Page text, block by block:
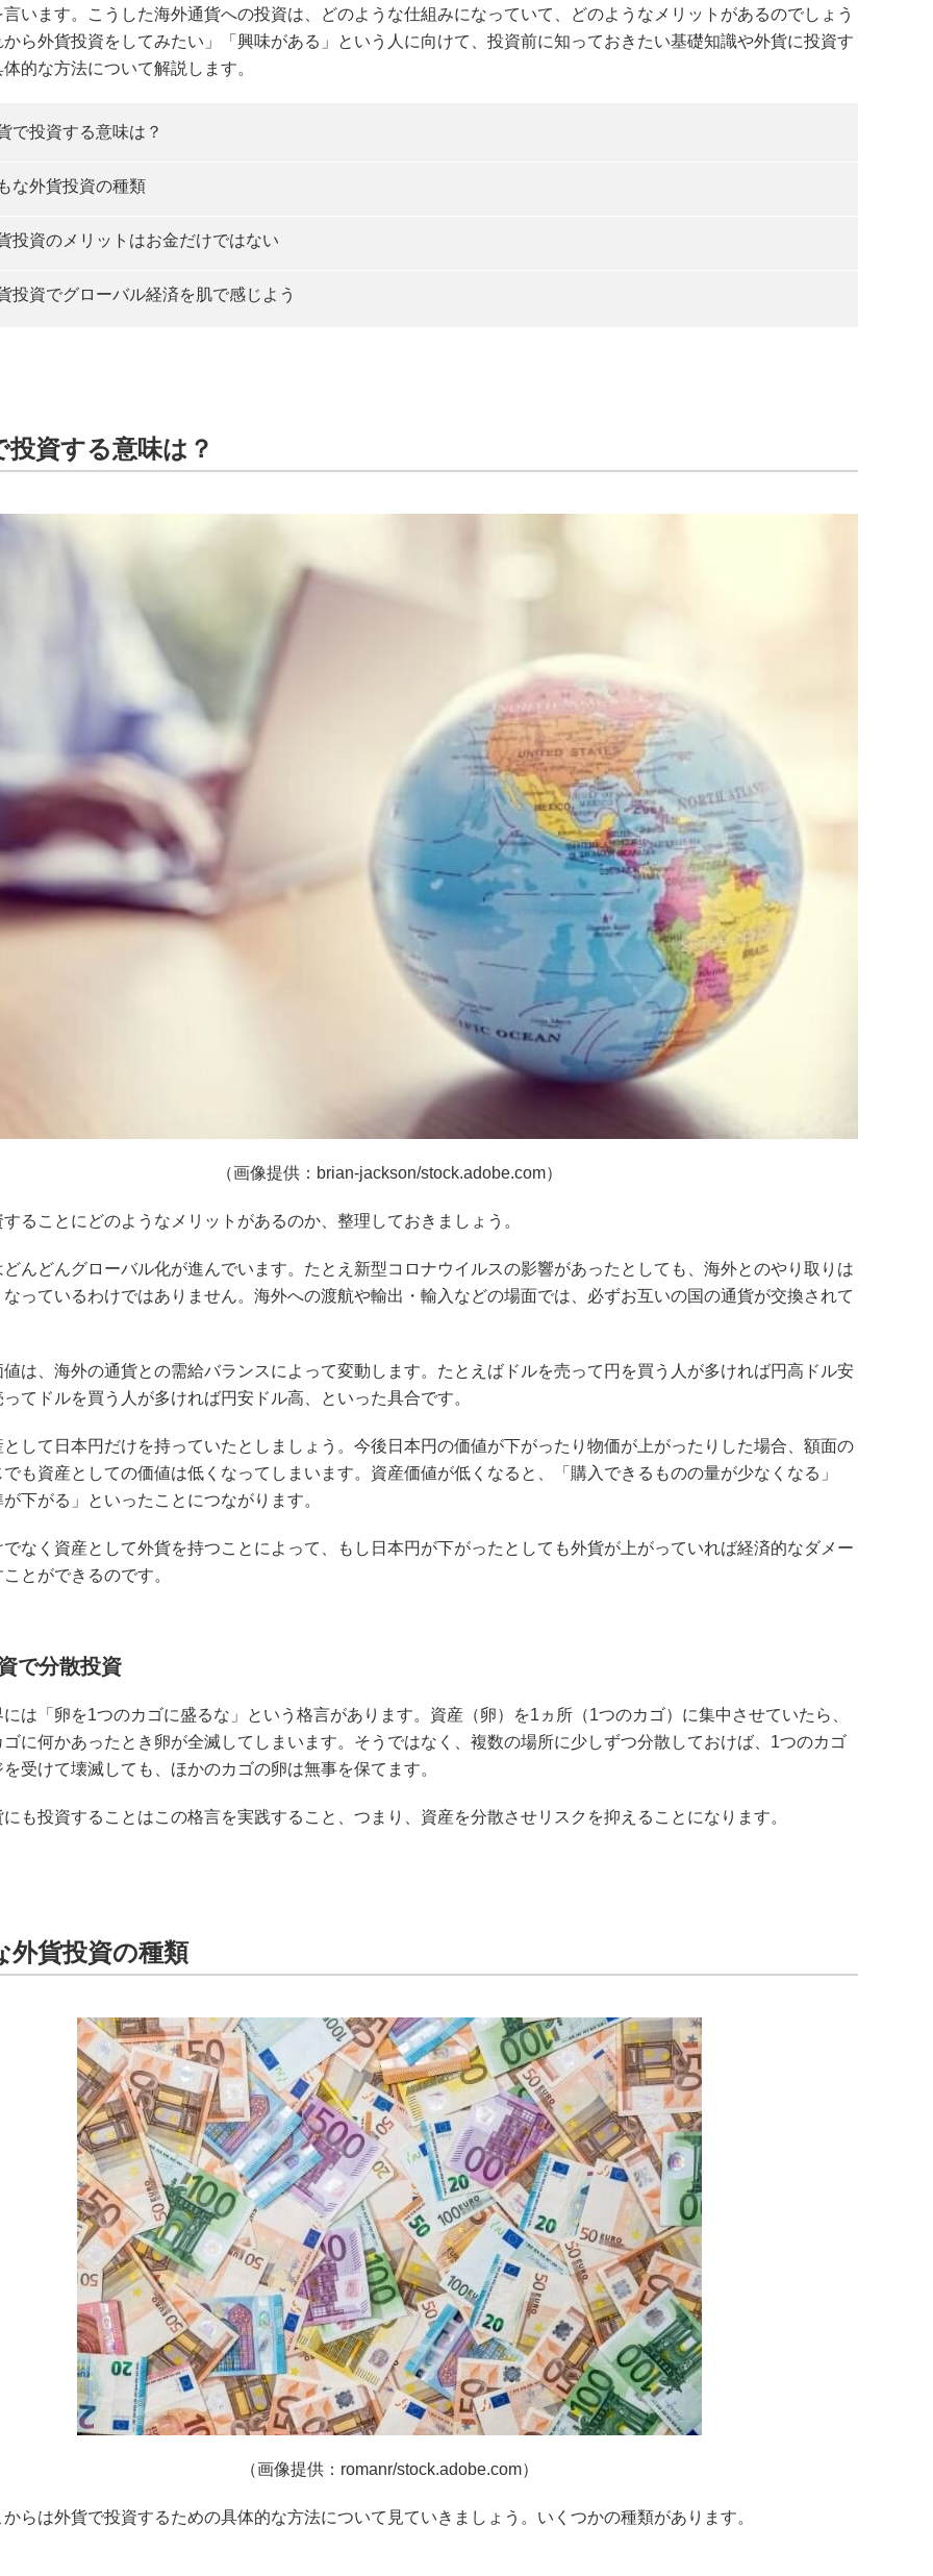
います。こうした海外通貨への投資は、どのような仕組みになっていて、どのようなメリットがあるのでしょう
ら外貨投資をしてみたい」「興味がある」という人に向けて、投資前に知っておきたい基礎知識や外貨に投資す
的な方法について解説します。
で投資する意味は？
な外貨投資の種類
投資のメリットはお金だけではない
投資でグローバル経済を肌で感じよう
投資する意味は？
（画像提供：brian-jackson/stock.adobe.com）
ることにどのようなメリットがあるのか、整理しておきましょう。
んどんグローバル化が進んでいます。たとえ新型コロナウイルスの影響があったとしても、海外とのやり取りは
っているわけではありません。海外への渡航や輸出・輸入などの場面では、必ずお互いの国の通貨が交換されて
は、海外の通貨との需給バランスによって変動します。たとえばドルを売って円を買う人が多ければ円高ドル安
てドルを買う人が多ければ円安ドル高、といった具合です。
して日本円だけを持っていたとしましょう。今後日本円の価値が下がったり物価が上がったりした場合、額面の
も資産としての価値は低くなってしまいます。資産価値が低くなると、「購入できるものの量が少なくなる」
下がる」といったことにつながります。
なく資産として外貨を持つことによって、もし日本円が下がったとしても外貨が上がっていれば経済的なダメー
とができるのです。
で分散投資
は「卵を1つのカゴに盛るな」という格言があります。資産（卵）を1ヵ所（1つのカゴ）に集中させていたら、
に何かあったとき卵が全滅してしまいます。そうではなく、複数の場所に少しずつ分散しておけば、1つのカゴ
受けて壊滅しても、ほかのカゴの卵は無事を保てます。
も投資することはこの格言を実践すること、つまり、資産を分散させリスクを抑えることになります。
外貨投資の種類
（画像提供：romanr/stock.adobe.com）
らは外貨で投資するための具体的な方法について見ていきましょう。いくつかの種類があります。